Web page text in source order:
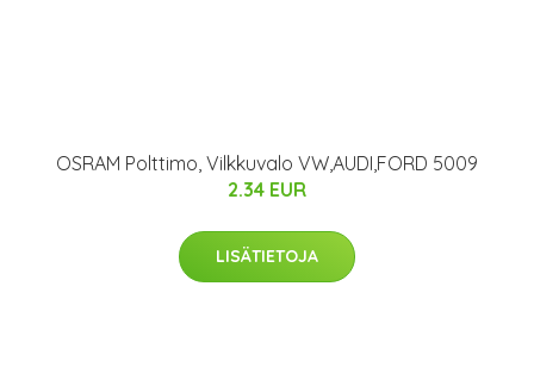
OSRAM Polttimo, Vilkkuvalo VW,AUDI,FORD 5009
2.34 EUR
LISÄTIETOJA